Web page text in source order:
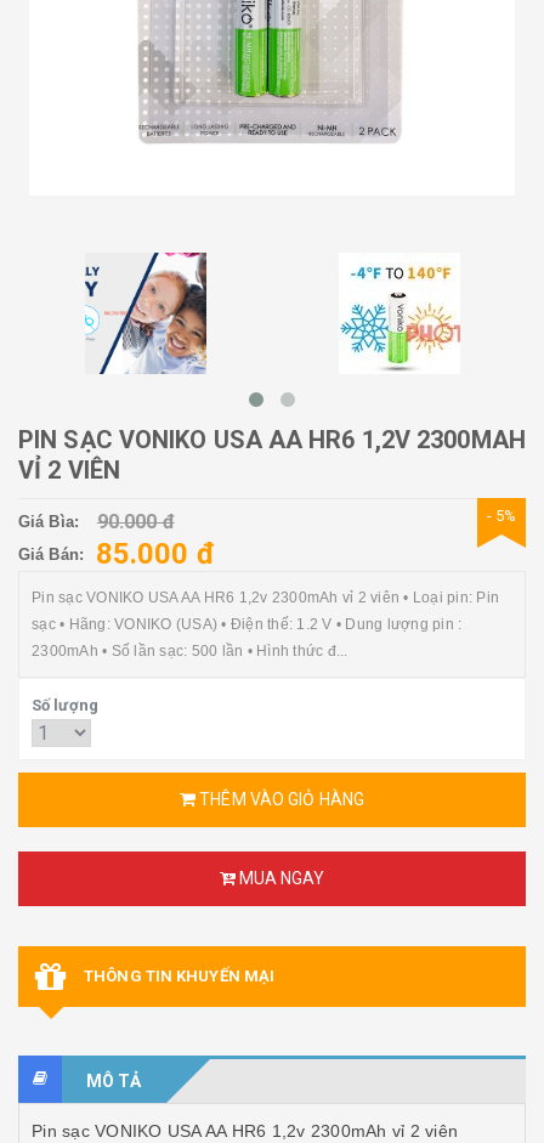
PIN SẠC VONIKO USA AA HR6 1,2V 2300MAH
VỈ 2 VIÊN
Giá Bìa: 90.000 đ
Giá Bán: 85.000 đ
- 5%
Pin sạc VONIKO USA AA HR6 1,2v 2300mAh vỉ 2 viên • Loại pin: Pin
sạc • Hãng: VONIKO (USA) • Điện thế: 1.2 V • Dung lượng pin :
2300mAh • Số lần sạc: 500 lần • Hình thức đ...
Số lượng
THÊM VÀO GIỎ HÀNG
MUA NGAY
THÔNG TIN KHUYẾN MẠI
MÔ TẢ
Pin sạc VONIKO USA AA HR6 1,2v 2300mAh vỉ 2 viên